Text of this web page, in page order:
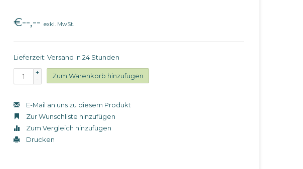
€--,--exkl. MwSt.
Lieferzeit: Versand in 24 Stunden
+
-
Zum Warenkorb hinzufügen
E-Mail an uns zu diesem Produkt
Zur Wunschliste hinzufügen
Zum Vergleich hinzufügen
Drucken